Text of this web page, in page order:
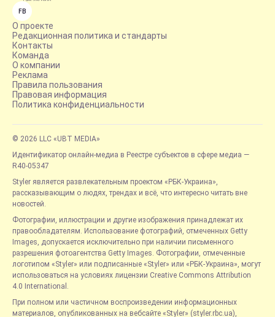
FB
О проекте
Редакционная политика и стандарты
Контакты
Команда
О компании
Реклама
Правила пользования
Правовая информация
Политика конфиденциальности
© 2026 LLC «UBT MEDIA»
Идентификатор онлайн-медиа в Реестре субъектов в сфере медиа —
R40-05347
Styler является развлекательным проектом «РБК-Украина»,
рассказывающим о людях, трендах и всё, что интересно читать вне
новостей.
Фотографии, иллюстрации и другие изображения принадлежат их
правообладателям. Использование фотографий, отмеченных Getty
Images, допускается исключительно при наличии письменного
разрешения фотоагентства Getty Images. Фотографии, отмеченные
логотипом «Styler» или подписанные «Styler» или «РБК-Украина», могут
использоваться на условиях лицензии Creative Commons Attribution
4.0 International.
При полном или частичном воспроизведении информационных
материалов, опубликованных на вебсайте «Styler» (styler.rbc.ua),